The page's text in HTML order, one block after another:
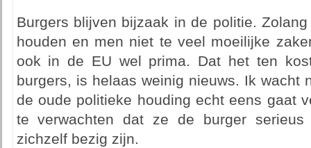
Burgers blijven bijzaak in de politie.
houden en men niet te veel moeilijke
ook in de EU wel prima. Dat het ten
burgers, is helaas weinig nieuws. Ik wacht
de oude politieke houding echt eens gaat
te verwachten dat ze de burger
zichzelf bezig zijn.